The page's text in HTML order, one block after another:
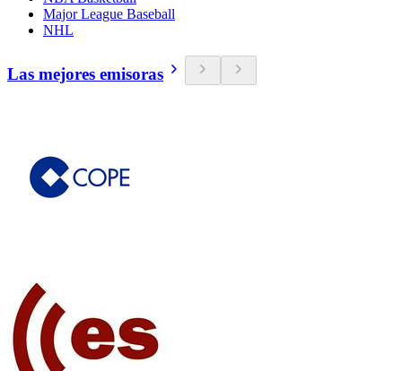
Major League Baseball
NHL
Las mejores emisoras